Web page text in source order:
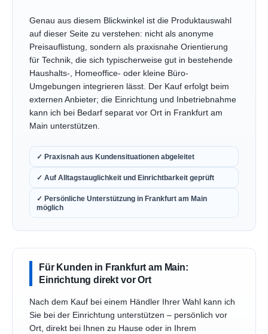
Genau aus diesem Blickwinkel ist die Produktauswahl
auf dieser Seite zu verstehen: nicht als anonyme
Preisauflistung, sondern als praxisnahe Orientierung
für Technik, die sich typischerweise gut in bestehende
Haushalts-, Homeoffice- oder kleine Büro-
Umgebungen integrieren lässt. Der Kauf erfolgt beim
externen Anbieter; die Einrichtung und Inbetriebnahme
kann ich bei Bedarf separat vor Ort in Frankfurt am
Main unterstützen.
✓ Praxisnah aus Kundensituationen abgeleitet
✓ Auf Alltagstauglichkeit und Einrichtbarkeit geprüft
✓ Persönliche Unterstützung in Frankfurt am Main
möglich
Für Kunden in Frankfurt am Main:
Einrichtung direkt vor Ort
Nach dem Kauf bei einem Händler Ihrer Wahl kann ich
Sie bei der Einrichtung unterstützen – persönlich vor
Ort, direkt bei Ihnen zu Hause oder in Ihrem